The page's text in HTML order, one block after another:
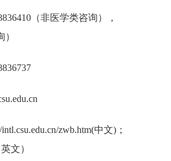
（非医学类咨询），
zwb.htm(中文)；
文）